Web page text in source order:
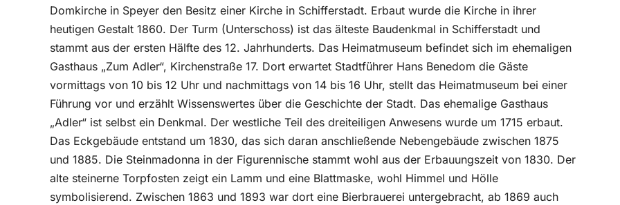
Domkirche in Speyer den Besitz einer Kirche in Schifferstadt. Erbaut wurde die Kirche in ihrer
heutigen Gestalt 1860. Der Turm (Unterschoss) ist das älteste Baudenkmal in Schifferstadt und
stammt aus der ersten Hälfte des 12. Jahrhunderts. Das Heimatmuseum befindet sich im ehemaligen
Gasthaus „Zum Adler“, Kirchenstraße 17. Dort erwartet Stadtführer Hans Benedom die Gäste
vormittags von 10 bis 12 Uhr und nachmittags von 14 bis 16 Uhr, stellt das Heimatmuseum bei einer
Führung vor und erzählt Wissenswertes über die Geschichte der Stadt. Das ehemalige Gasthaus
„Adler“ ist selbst ein Denkmal. Der westliche Teil des dreiteiligen Anwesens wurde um 1715 erbaut.
Das Eckgebäude entstand um 1830, das sich daran anschließende Nebengebäude zwischen 1875
und 1885. Die Steinmadonna in der Figurennische stammt wohl aus der Erbauungszeit von 1830. Der
alte steinerne Torpfosten zeigt ein Lamm und eine Blattmaske, wohl Himmel und Hölle
symbolisierend. Zwischen 1863 und 1893 war dort eine Bierbrauerei untergebracht, ab 1869 auch